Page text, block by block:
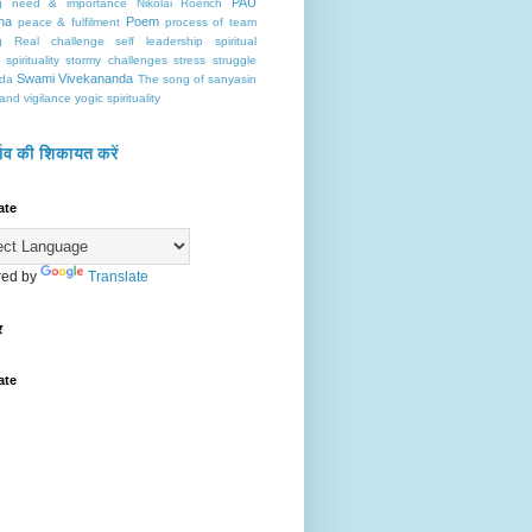
need & importance Nikolai Roerich
peace & fulfilment Poem process of team
Real challenge self leadership
spiritual
spirituality stormy challenges stress struggle
Swami Vivekananda The song of sanyasin
vigilance yogic spirituality
की शिकायत करें
by Translate